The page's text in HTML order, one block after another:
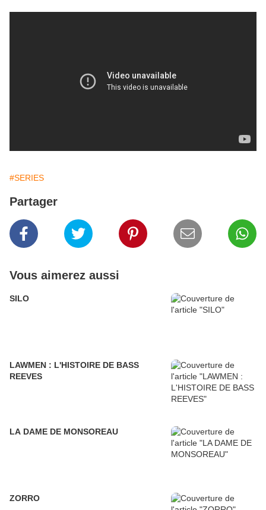
#SERIES
Partager
Vous aimerez aussi
SILO
LAWMEN : L'HISTOIRE DE BASS
REEVES
LA DAME DE MONSOREAU
ZORRO